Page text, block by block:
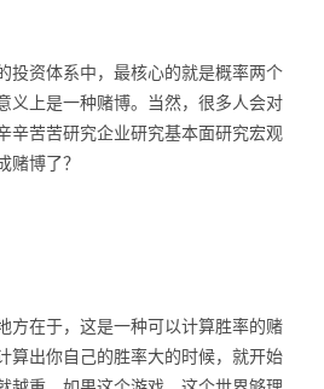
投资体系中，最核心的就是概率两个
义上是一种赌博。当然，很多人会对
苦苦研究企业研究基本面研究宏观
赌博了？
方在于，这是一种可以计算胜率的赌
算出你自己的胜率大的时候，就开始